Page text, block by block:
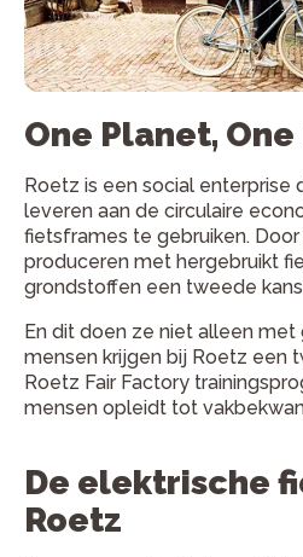
One Planet, One
Roetz is een social enterprise
leveren aan de circulaire
fietsframes te gebruiken.
produceren met hergebruikt
grondstoffen een tweede
En dit doen ze niet alleen met
mensen krijgen bij Roetz een
Roetz Fair Factory
mensen opleidt tot
De elektrische
Roetz